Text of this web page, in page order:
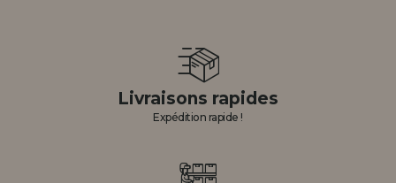
Livraisons rapides
Expédition rapide !